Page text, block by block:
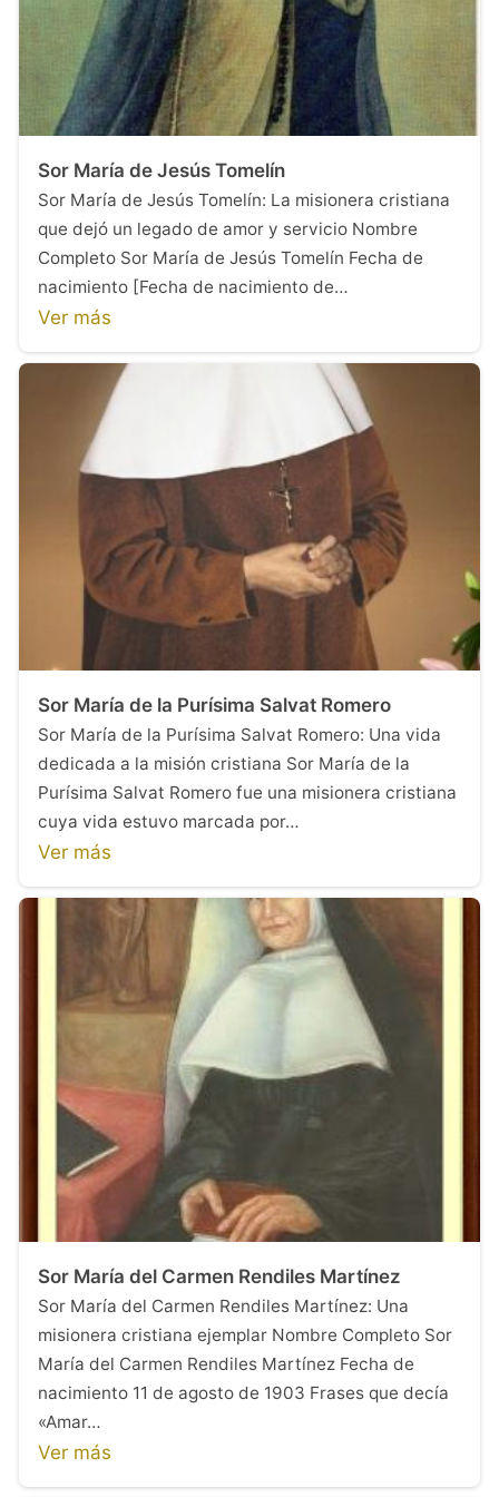
Sor María de Jesús Tomelín
Sor María de Jesús Tomelín: La misionera cristiana
que dejó un legado de amor y servicio Nombre
Completo Sor María de Jesús Tomelín Fecha de
nacimiento [Fecha de nacimiento de…
Ver más
Sor María de la Purísima Salvat Romero
Sor María de la Purísima Salvat Romero: Una vida
dedicada a la misión cristiana Sor María de la
Purísima Salvat Romero fue una misionera cristiana
cuya vida estuvo marcada por…
Ver más
Sor María del Carmen Rendiles Martínez
Sor María del Carmen Rendiles Martínez: Una
misionera cristiana ejemplar Nombre Completo Sor
María del Carmen Rendiles Martínez Fecha de
nacimiento 11 de agosto de 1903 Frases que decía
«Amar…
Ver más